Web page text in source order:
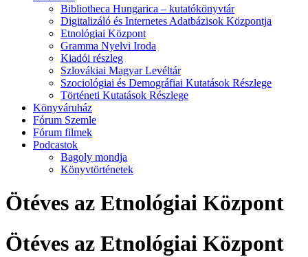
Bibliotheca Hungarica – kutatókönyvtár
Digitalizáló és Internetes Adatbázisok Központja
Etnológiai Központ
Gramma Nyelvi Iroda
Kiadói részleg
Szlovákiai Magyar Levéltár
Szociológiai és Demográfiai Kutatások Részlege
Történeti Kutatások Részlege
Könyváruház
Fórum Szemle
Fórum filmek
Podcastok
Bagoly mondja
Könyvtörténetek
Ötéves az Etnológiai Központ
Ötéves az Etnológiai Központ